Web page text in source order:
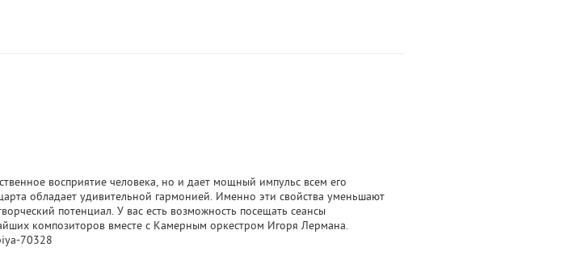
восприятие человека, но и дает мощный импульс всем его
обладает удивительной гармонией. Именно эти свойства уменьшают
потенциал. У вас есть возможность посещать сеансы
композиторов вместе с Камерным оркестром Игоря Лермана.
70328